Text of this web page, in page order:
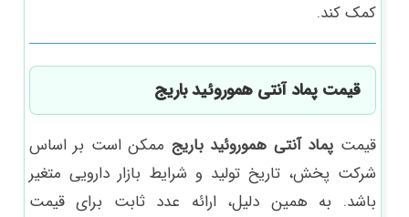
کمک کند.
قیمت پماد آنتی هموروئید باریج
قیمت پماد آنتی هموروئید باریج ممکن است بر اساس
شرکت پخش، تاریخ تولید و شرایط بازار دارویی متغیر
باشد. به همین دلیل، ارائه عدد ثابت برای قیمت